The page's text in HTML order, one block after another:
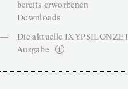
bereits erworbenen
Downloads
—
Die aktuelle
Ausgabe